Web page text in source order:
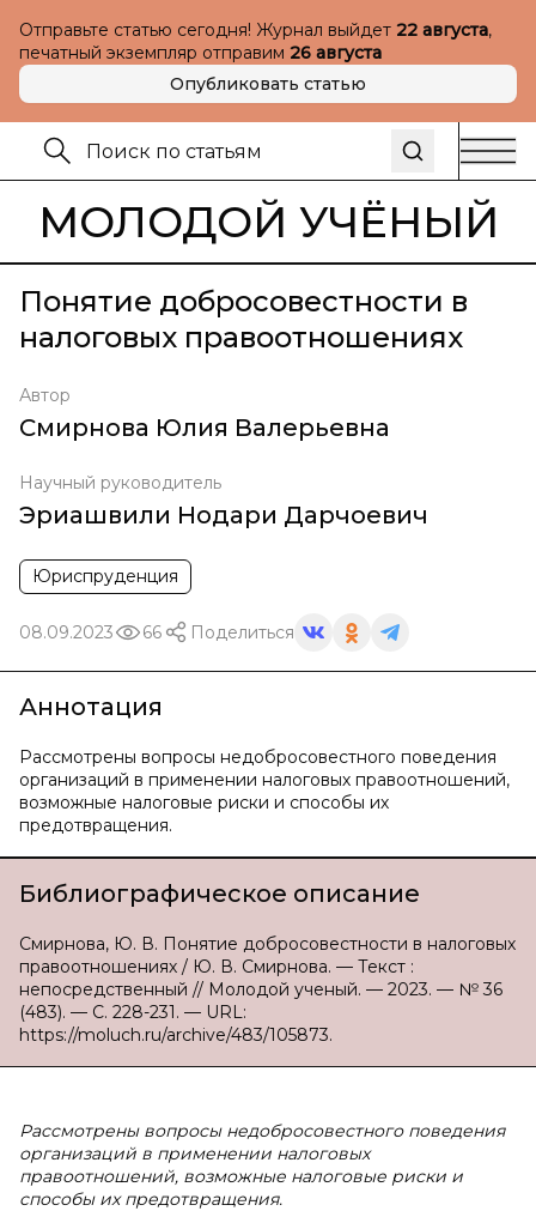
Отправьте статью сегодня! Журнал выйдет 22 августа,
печатный экземпляр отправим 26 августа
Опубликовать статью
МОЛОДОЙ УЧЁНЫЙ
Понятие добросовестности в
налоговых правоотношениях
Автор
Смирнова Юлия Валерьевна
Научный руководитель
Эриашвили Нодари Дарчоевич
Юриспруденция
08.09.2023 66 Поделиться
Аннотация
Рассмотрены вопросы недобросовестного поведения
организаций в применении налоговых правоотношений,
возможные налоговые риски и способы их
предотвращения.
Библиографическое описание
Смирнова, Ю. В. Понятие добросовестности в налоговых
правоотношениях / Ю. В. Смирнова. — Текст :
непосредственный // Молодой ученый. — 2023. — № 36
(483). — С. 228-231. — URL:
https://moluch.ru/archive/483/105873.
Рассмотрены вопросы недобросовестного поведения
организаций в применении налоговых
правоотношений, возможные налоговые риски и
способы их предотвращения.